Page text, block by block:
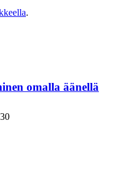
.
omalla äänellä